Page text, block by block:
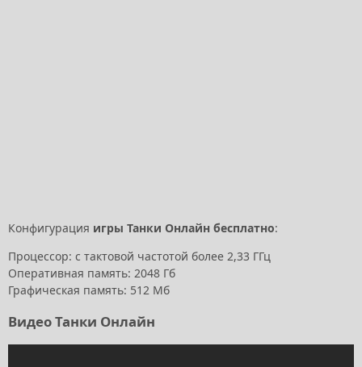
Конфигурация игры Танки Онлайн бесплатно:
Процессор: с тактовой частотой более 2,33 ГГц
Оперативная память: 2048 Гб
Графическая память: 512 Мб
Видео Танки Онлайн